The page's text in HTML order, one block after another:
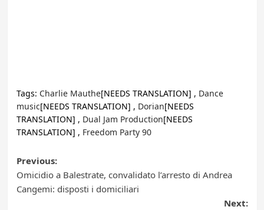
Tags: Charlie Mauthe[NEEDS TRANSLATION] , Dance
music[NEEDS TRANSLATION] , Dorian[NEEDS
TRANSLATION] , Dual Jam Production[NEEDS
TRANSLATION] , Freedom Party 90
Post
navigation
Previous:
Omicidio a Balestrate, convalidato l’arresto di Andrea
Cangemi: disposti i domiciliari
Next: